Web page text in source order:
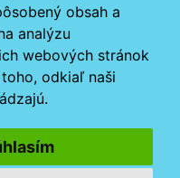
obsah a
analýzu
webových stránok
odkiaľ naši
do 17. hod.